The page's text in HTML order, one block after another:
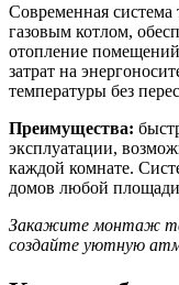
Современная система
газовым котлом,
отопление
затрат на
температуры без
Преимущества:
эксплуатации,
каждой комнате.
домов любой
Закажите монтаж
создайте уютную